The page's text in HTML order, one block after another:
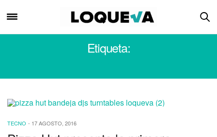
Etiqueta:
TECNO - 17 AGOSTO, 2016